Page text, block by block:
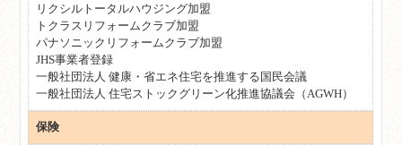
リクシルトータルハウジング加盟
トクラスリフォームクラブ加盟
パナソニックリフォームクラブ加盟
JHS事業者登録
一般社団法人 健康・省エネ住宅を推進する国民会議
一般社団法人 住宅ストックグリーン化推進協議会（AGWH）
保険